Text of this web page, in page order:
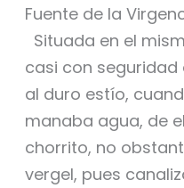
Fuente de la
Situada en el
casi con
al duro estío,
manaba agua, de
chorrito, no
vergel, pues